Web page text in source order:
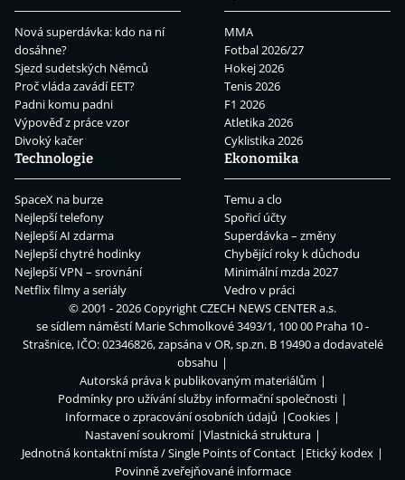
Nová superdávka: kdo na ní
dosáhne?
Sjezd sudetských Němců
Proč vláda zavádí EET?
Padni komu padni
Výpověď z práce vzor
Divoký kačer
MMA
Fotbal 2026/27
Hokej 2026
Tenis 2026
F1 2026
Atletika 2026
Cyklistika 2026
Technologie
SpaceX na burze
Nejlepší telefony
Nejlepší AI zdarma
Nejlepší chytré hodinky
Nejlepší VPN – srovnání
Netflix filmy a seriály
Ekonomika
Temu a clo
Spořicí účty
Superdávka – změny
Chybějící roky k důchodu
Minimální mzda 2027
Vedro v práci
© 2001 - 2026 CopyrightCZECH NEWS CENTER a.s.
se sídlem náměstí Marie Schmolkové 3493/1, 100 00 Praha 10 -
Strašnice, IČO: 02346826, zapsána v OR, sp.zn. B 19490 a dodavatelé
obsahu
Autorská práva k publikovaným materiálům
Podmínky pro užívání služby informační společnosti
Informace o zpracování osobních údajů
Cookies
Nastavení soukromí
Vlastnická struktura
Jednotná kontaktní místa / Single Points of Contact
Etický kodex
Povinně zveřejňované informace